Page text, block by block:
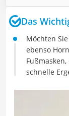
Das
Möchten
ebenso
schnelle